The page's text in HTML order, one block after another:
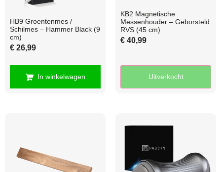
HB9 Groentenmes /
Schilmes – Hammer Black (9
cm)
€ 26,99
In winkelwagen
KB2 Magnetische
Messenhouder – Geborsteld
RVS (45 cm)
€ 40,99
Uitverkocht